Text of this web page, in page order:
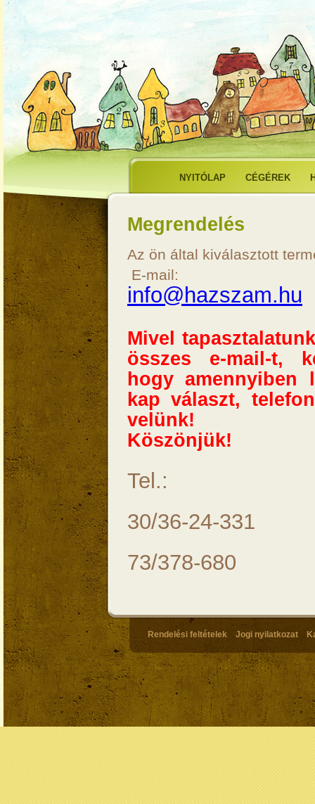
NYITÓLAP CÉGÉREK
Megrendelés
Az ön által kiválasztott
E-mail:
info@hazszam.hu
Mivel
összes e-mail-t,
hogy amennyiben
kap választ,
velünk!
Köszönjük!
Tel.:
30/36-24-331
73/378-680
Rendelési feltételek Jogi nyilatkozat